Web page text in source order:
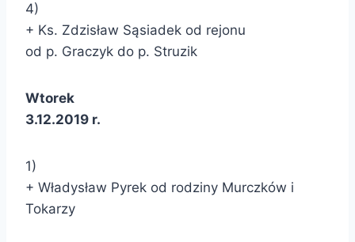
4)
+ Ks. Zdzisław Sąsiadek od rejonu
od p. Graczyk do p. Struzik
Wtorek
3.12.2019 r.
1)
+ Władysław Pyrek od rodziny Murczków i
Tokarzy